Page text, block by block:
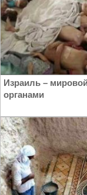
Израиль –
органами